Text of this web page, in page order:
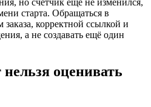
старта. Обращаться в
корректной ссылкой и
а не создавать ещё один
оценивать